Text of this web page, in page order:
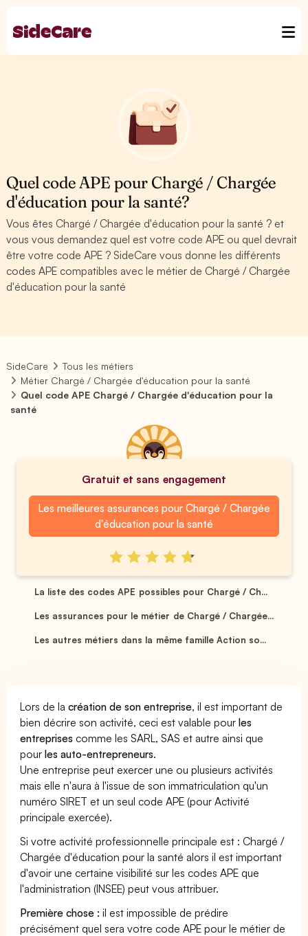
Quel code APE pour Chargé / Chargée
d'éducation pour la santé?
Vous êtes Chargé / Chargée d'éducation pour la santé ? et
vous vous demandez quel est votre code APE ou quel devrait
être votre code APE ? SideCare vous donne les différents
codes APE compatibles avec le métier de Chargé / Chargée
d'éducation pour la santé
SideCare
Tous les métiers
Métier Chargé / Chargée d'éducation pour la santé
Quel code APE Chargé / Chargée d'éducation pour la
santé
Gratuit et sans engagement
Les meilleures assurances pour Chargé / Chargée
d'éducation pour la santé
La liste des codes APE possibles pour Chargé / Ch...
Les assurances pour le métier de Chargé / Chargée...
Les autres métiers dans la même famille Action so...
Lors de lacréation de son entreprise, il est important de
bien décrire son activité, ceci est valable pourles
entreprises comme les SARL, SAS et autre ainsi que
pourles auto-entrepreneurs.
Une entreprise peut exercer une ou plusieurs activités
mais elle n'aura à l'issue de son immatriculation qu'un
numéro SIRET et un seul code APE (pour Activité
principale exercée).
Si votre activité professionnelle principale est : Chargé /
Chargée d'éducation pour la santé alors il est important
d'avoir une certaine visibilité sur les codes APE que
l'administration (INSEE) peut vous attribuer.
Première chose : il est impossible de prédire
précisément quel sera votre code APE pour le métier de